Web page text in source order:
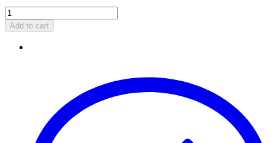
Add to cart